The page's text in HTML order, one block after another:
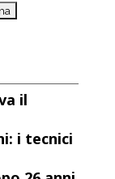
il
i tecnici